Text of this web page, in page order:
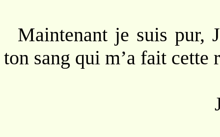
Maintenant je suis pur,
ton sang qui m’a fait cette